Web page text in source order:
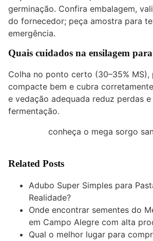
germinação. Confira embalagem,
do fornecedor; peça amostra para
emergência.
Quais cuidados na ensilagem
Colha no ponto certo (30–35% MS),
compacte bem e cubra
e vedação adequada reduz perdas e
fermentação.
conheça o mega sorgo
Related Posts
Adubo Super Simples para
Realidade?
Onde encontrar sementes do
em Campo Alegre com alta
Qual o melhor lugar para